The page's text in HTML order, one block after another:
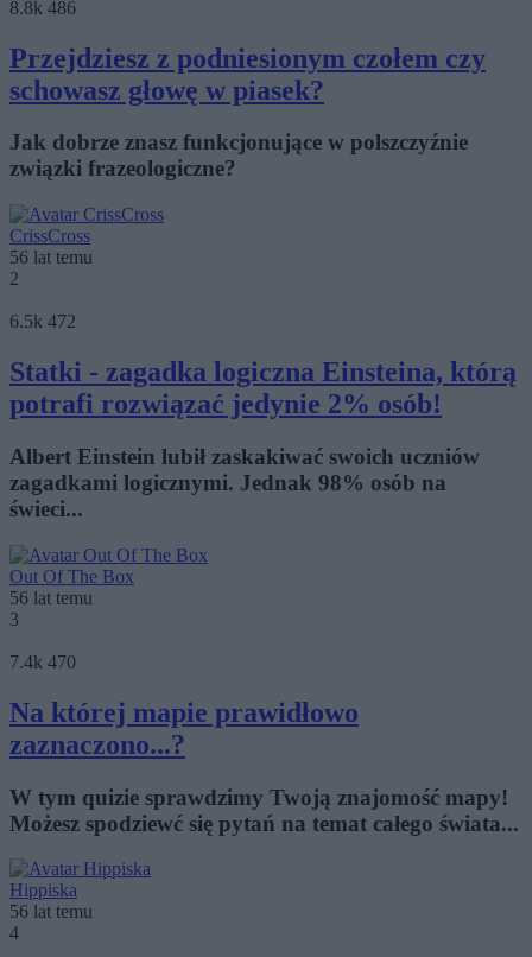
8.8k 486
Przejdziesz z podniesionym czołem czy
schowasz głowę w piasek?
Jak dobrze znasz funkcjonujące w polszczyźnie
związki frazeologiczne?
CrissCross
56 lat temu
2
6.5k 472
Statki - zagadka logiczna Einsteina, którą
potrafi rozwiązać jedynie 2% osób!
Albert Einstein lubił zaskakiwać swoich uczniów
zagadkami logicznymi. Jednak 98% osób na
świeci...
Out Of The Box
56 lat temu
3
7.4k 470
Na której mapie prawidłowo
zaznaczono...?
W tym quizie sprawdzimy Twoją znajomość mapy!
Możesz spodziewć się pytań na temat całego świata...
Hippiska
56 lat temu
4